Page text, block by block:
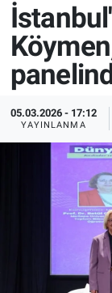
05.03.2026 - 17:12
YAYINLANMA
Tüm
İletişim
Künye
Süper Lig
Tüm
Son